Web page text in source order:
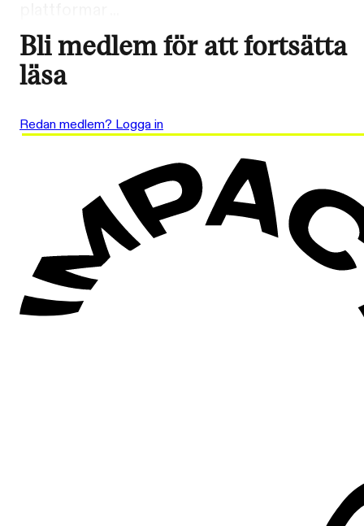
Bli medlem för att fortsätta
läsa
Redan medlem? Logga in